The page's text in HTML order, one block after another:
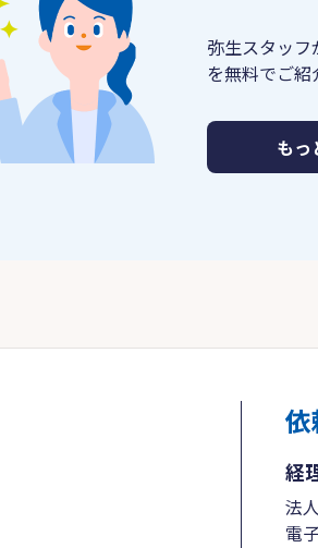
弥生スタッ
を無料でご紹
もっ
経
法
電